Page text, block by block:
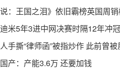
说：王国之泪》依旧霸榜英国周
米5年3进中网决赛时隔12年冲
手撕“律师函”被指炒作 此前曾
产：产能3.6万 还要加钱